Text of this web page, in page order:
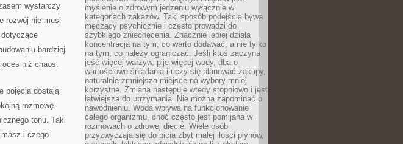
wystarczy
rozwój nie musi
bardziej
niż chaos.
pojęcia dostają
rozmowę.
tonu. Taki
i czego
myślenie o zdrowym jedzeniu wyłącznie w
kategoriach zakazów. Taki sposób podejścia bywa
męczący psychicznie i często prowadzi do
szybkiego zniechęcenia. Znacznie lepiej działa
koncentracja na tym, co warto dodawać, a nie tylko
na tym, co należy ograniczać. Jeśli ktoś zaczyna
jeść więcej warzyw, pije więcej wody, dba o
wartościowe śniadania i uczy się planować zakupy,
naturalnie zmniejsza miejsce na wybory mniej
korzystne. Zmiana następuje wtedy stopniowo i jest
łatwiejsza do utrzymania. Nie można zapominać o
nawodnieniu. Woda wpływa na funkcjonowanie
całego organizmu, choć często jest pomijana w
rozmowach o zdrowej diecie. Wiele osób
przyzwyczaja się do picia zbyt małej ilości płynów,